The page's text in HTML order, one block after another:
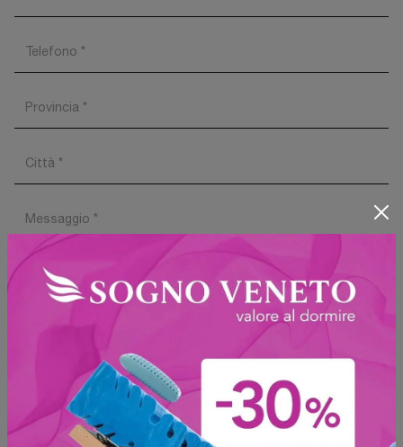
Invia